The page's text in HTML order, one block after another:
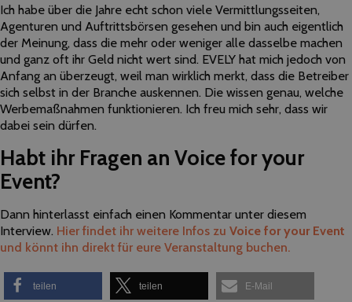
Ich habe über die Jahre echt schon viele Vermittlungsseiten,
Agenturen und Auftrittsbörsen gesehen und bin auch eigentlich
der Meinung, dass die mehr oder weniger alle dasselbe machen
und ganz oft ihr Geld nicht wert sind. EVELY hat mich jedoch von
Anfang an überzeugt, weil man wirklich merkt, dass die Betreiber
sich selbst in der Branche auskennen. Die wissen genau, welche
Werbemaßnahmen funktionieren. Ich freu mich sehr, dass wir
dabei sein dürfen.
Habt ihr Fragen an Voice for your
Event?
Dann hinterlasst einfach einen Kommentar unter diesem
Interview. Hier findet ihr weitere Infos zu Voice for your Event
und könnt ihn direkt für eure Veranstaltung buchen.
teilen teilen E-Mail